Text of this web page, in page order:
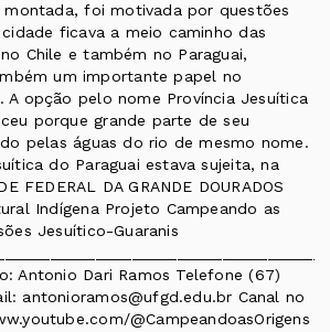
montada, foi motivada por questões
ficava a meio caminho das
Chile e também no Paraguai,
um importante papel no
A opção pelo nome Província Jesuítica
porque grande parte de seu
pelas águas do rio de mesmo nome.
do Paraguai estava sujeita, na
FEDERAL DA GRANDE DOURADOS
Indígena Projeto Campeando as
Jesuítico-Guaranis
Antonio Dari Ramos Telefone (67)
antonioramos@ufgd.edu.br Canal no
@CampeandoasOrigens